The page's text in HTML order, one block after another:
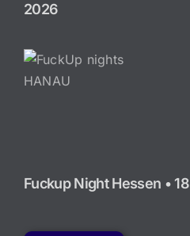
2026
Fuckup Night Hessen •